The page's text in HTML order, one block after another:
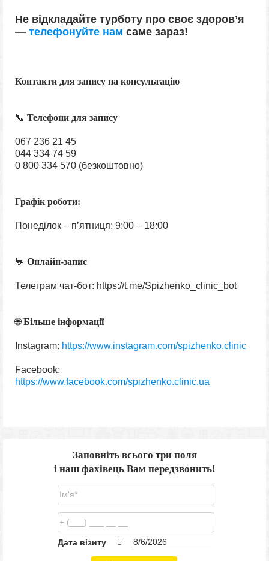
Не відкладайте турботу про своє здоров’я
— телефонуйте нам саме зараз!
Контакти для запису на консультацію
📞 Телефони для запису
067 236 21 45
044 334 74 59
0 800 334 570 (безкоштовно)
Графік роботи:
Понеділок – п’ятниця: 9:00 – 18:00
💬 Онлайн-запис
Телеграм чат-бот: https://t.me/Spizhenko_clinic_bot
🌐Більше інформації
Instagram: https://www.instagram.com/spizhenko.clinic
Facebook:
https://www.facebook.com/spizhenko.clinic.ua
Заповніть всього три поля
і наш фахівець Вам передзвонить!
Дата візиту